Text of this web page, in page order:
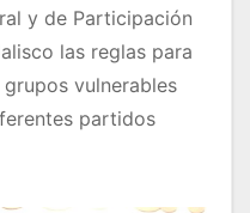
y de Participación
las reglas para
vulnerables
partidos